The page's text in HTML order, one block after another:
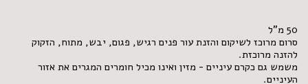
סרום מרוכז לשיקום והזנת עור פנים רגיש, פגום, יבש, מתוח, הזקוק
משמש גם כקרם עיניים - מזין ואינו מכיל חומרים המגרים את אזור